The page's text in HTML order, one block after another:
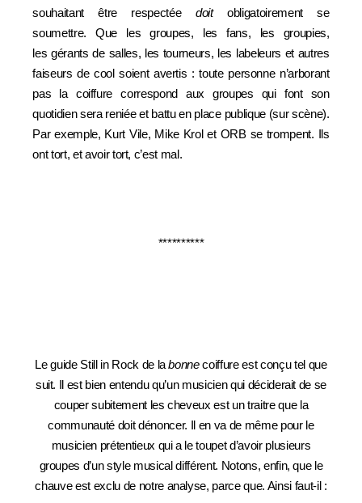
souhaitant être respectée doitobligatoirement se
soumettre. Que les groupes, les fans, les groupies,
lesgérants de salles, les tourneurs, les labeleurs et autres
faiseurs de cool soient avertis : toute personne n’arborant
pas la coiffure correspond aux groupes qui font son
quotidien sera reniée et battu en place publique (sur scène).
Par exemple, Kurt Vile, Mike Krol et ORB se trompent. Ils
ont tort, et avoir tort, c’est mal.
**********
Le guide Still in Rock de labonnecoiffure est conçu tel que
suit. Il est bien entendu qu’un musicien qui déciderait de se
couper subitement les cheveux est un traitre que la
communauté doit dénoncer. Il en va de même pour le
musicien prétentieux qui a le toupet d’avoir plusieurs
groupes d’un style musical différent. Notons, enfin, que le
chauve est exclu de notre analyse, parce que. Ainsi faut-il :